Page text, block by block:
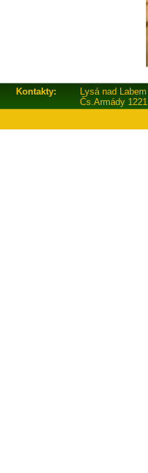
Kontakty: Lysá nad Labem
Čs.Armády 1221